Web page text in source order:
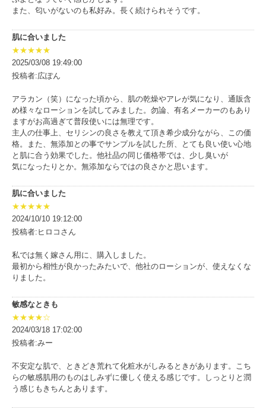
また、匂いがないのも私好み。長く続けられそうです。
肌に合いました
★★★★★
2025/03/08 19:49:00
投稿者:広ぽん
アラカン（笑）になった頃から、肌の乾燥やアレが気になり、通販含
め様々なローションを試してみました。勿論、有名メーカーのもあり
ますがお高過ぎて普段使いには無理です。
主人の仕事上、セリシンの良さを教えて頂き希少成分ながら、この価
格。また、無添加との事でサンプルを試した所、とても良い使い心地
と肌に合う効果でした。他社品の同じ価格帯では、少し臭いが
気になったりとか。無添加ならではの良さかと思います。
肌に合いました
★★★★★
2024/10/10 19:12:00
投稿者:ヒロコさん
私では無く嫁さん用に、購入しました。
最初から相性が良かったみたいで、他社のローションが、使えなくな
りました。
敏感なときも
★★★★☆
2024/03/18 17:02:00
投稿者:みー
不安定な肌で、ときどき荒れて化粧水がしみるときがあります。こち
らの敏感肌用のものはしみずに優しく使える感じです。しっとりと潤
う感じもきちんとあります。